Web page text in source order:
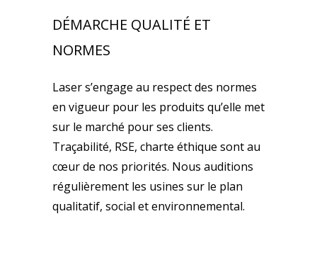
DÉMARCHE QUALITÉ ET
NORMES
Laser s’engage au respect des normes
en vigueur pour les produits qu’elle met
sur le marché pour ses clients.
Traçabilité, RSE, charte éthique sont au
cœur de nos priorités. Nous auditions
régulièrement les usines sur le plan
qualitatif, social et environnemental.